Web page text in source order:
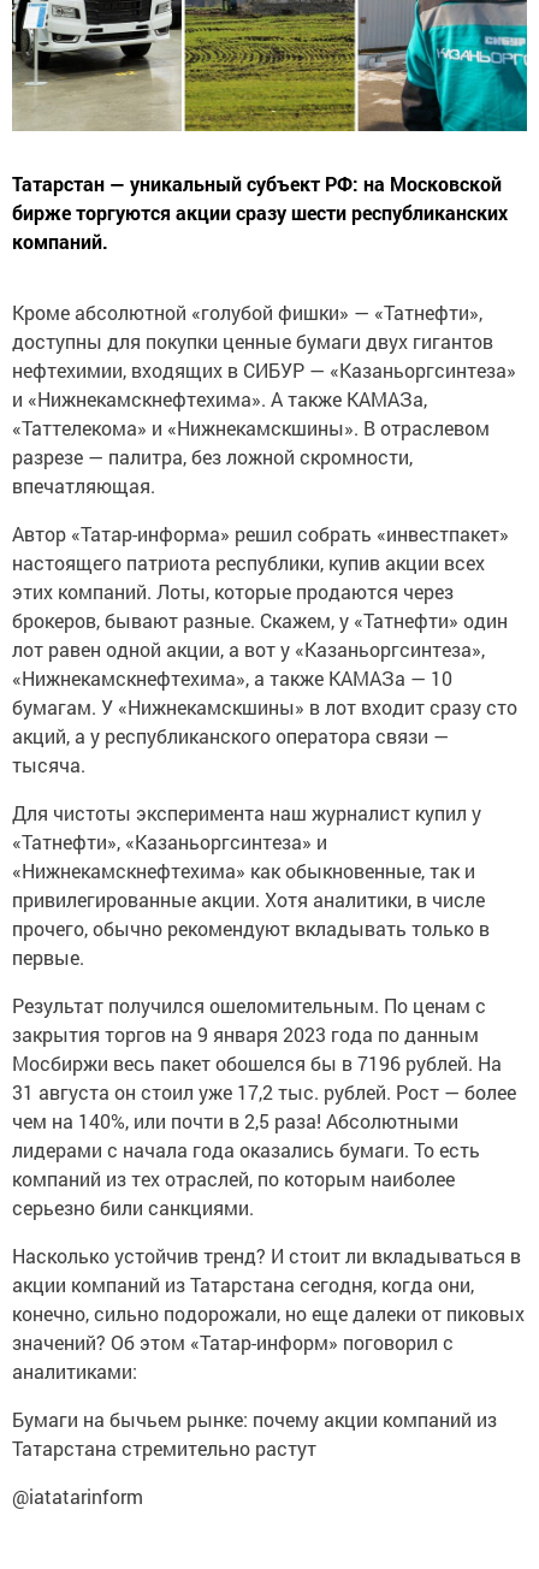
Татарстан — уникальный субъект РФ: на Московской
бирже торгуются акции сразу шести республиканских
компаний.
Кроме абсолютной «голубой фишки» — «Татнефти»,
доступны для покупки ценные бумаги двух гигантов
нефтехимии, входящих в СИБУР — «Казаньоргсинтеза»
и «Нижнекамскнефтехима». А также КАМАЗа,
«Таттелекома» и «Нижнекамскшины». В отраслевом
разрезе — палитра, без ложной скромности,
впечатляющая.
Автор «Татар-информа» решил собрать «инвестпакет»
настоящего патриота республики, купив акции всех
этих компаний. Лоты, которые продаются через
брокеров, бывают разные. Скажем, у «Татнефти» один
лот равен одной акции, а вот у «Казаньоргсинтеза»,
«Нижнекамскнефтехима», а также КАМАЗа — 10
бумагам. У «Нижнекамскшины» в лот входит сразу сто
акций, а у республиканского оператора связи —
тысяча.
Для чистоты эксперимента наш журналист купил у
«Татнефти», «Казаньоргсинтеза» и
«Нижнекамскнефтехима» как обыкновенные, так и
привилегированные акции. Хотя аналитики, в числе
прочего, обычно рекомендуют вкладывать только в
первые.
Результат получился ошеломительным. По ценам с
закрытия торгов на 9 января 2023 года по данным
Мосбиржи весь пакет обошелся бы в 7196 рублей. На
31 августа он стоил уже 17,2 тыс. рублей. Рост — более
чем на 140%, или почти в 2,5 раза! Абсолютными
лидерами с начала года оказались бумаги. То есть
компаний из тех отраслей, по которым наиболее
серьезно били санкциями.
Насколько устойчив тренд? И стоит ли вкладываться в
акции компаний из Татарстана сегодня, когда они,
конечно, сильно подорожали, но еще далеки от пиковых
значений? Об этом «Татар-информ» поговорил с
аналитиками:
Бумаги на бычьем рынке: почему акции компаний из
Татарстана стремительно растут
@iatatarinform